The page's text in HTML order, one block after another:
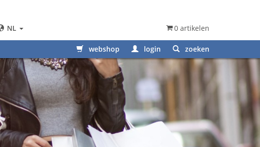
NL 0 artikelen
webshop login zoeken